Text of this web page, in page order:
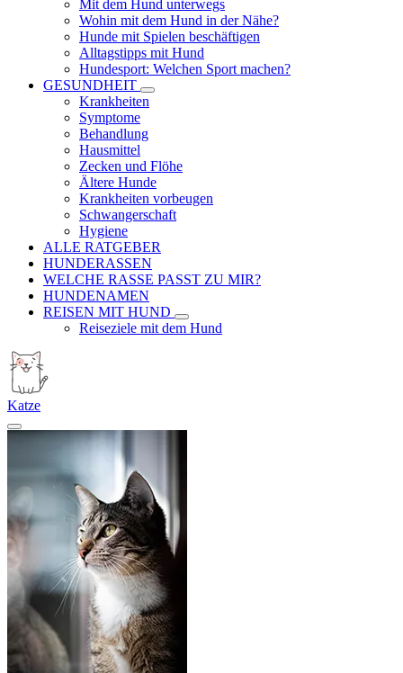
Mit dem Hund unterwegs
Wohin mit dem Hund in der Nähe?
Hunde mit Spielen beschäftigen
Alltagstipps mit Hund
Hundesport: Welchen Sport machen?
GESUNDHEIT
Krankheiten
Symptome
Behandlung
Hausmittel
Zecken und Flöhe
Ältere Hunde
Krankheiten vorbeugen
Schwangerschaft
Hygiene
ALLE RATGEBER
HUNDERASSEN
WELCHE RASSE PASST ZU MIR?
HUNDENAMEN
REISEN MIT HUND
Reiseziele mit dem Hund
Katze